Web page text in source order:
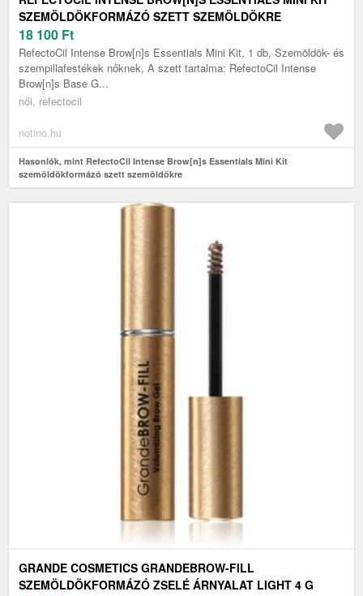
SZEMÖLDÖKFORMÁZÓ SZETT SZEMÖLDÖKRE
18 100 Ft
RefectoCil Intense Brow[n]s Essentials Mini Kit, 1 db, Szemöldök- és
szempillafestékek nőknek, A szett tartalma: RefectoCil Intense
Brow[n]s Base G...
női, refectocil
notino.hu
Hasonlók, mint RefectoCil Intense Brow[n]s Essentials Mini Kit
szemöldökformázó szett szemöldökre
GRANDE COSMETICS GRANDEBROW-FILL
SZEMÖLDÖKFORMÁZÓ ZSELÉ ÁRNYALAT LIGHT 4 G